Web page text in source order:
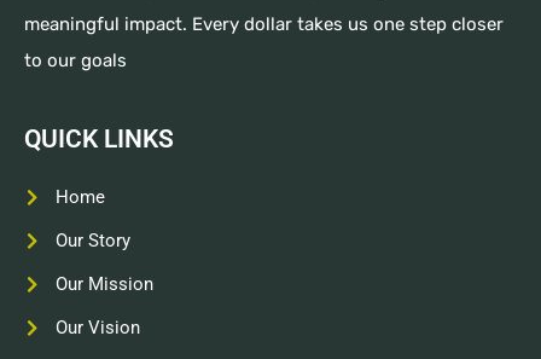
meaningful impact. Every dollar takes us one step closer
to our goals
QUICK LINKS
Home
Our Story
Our Mission
Our Vision